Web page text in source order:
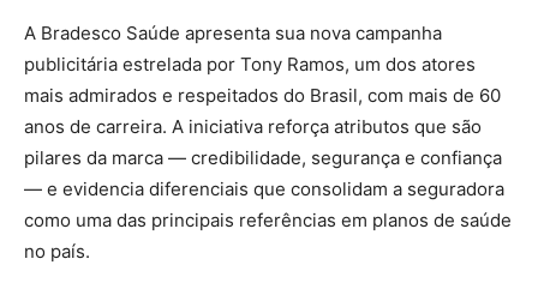
A Bradesco Saúde apresenta sua nova campanha
publicitária estrelada por Tony Ramos, um dos atores
mais admirados e respeitados do Brasil, com mais de 60
anos de carreira. A iniciativa reforça atributos que são
pilares da marca — credibilidade, segurança e confiança
— e evidencia diferenciais que consolidam a seguradora
como uma das principais referências em planos de saúde
no país.